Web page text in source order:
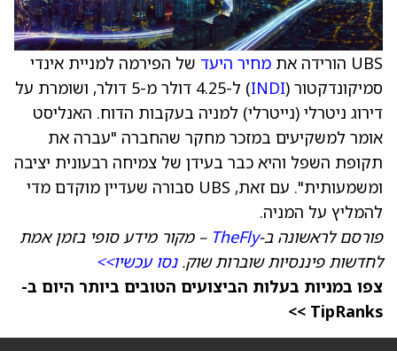
UBS הורידה את מחיר היעד של הפירמה למניית אינדי
סמיקונדקטור (INDI
) ל-4.25 דולר מ-5 דולר, ושומרת על
דירוג ניטרלי (נייטרלי) למניה בעקבות הדוח. האנליסט
אומר למשקיעים במזכר מחקר שהחברה "עברה את
תקופת השפל והיא כבר בעידן של צמיחה רבעונית יציבה
ומשמעותית". עם זאת, UBS סבורה שעדיין מוקדם מדי
להמליץ על המניה.
פורסם לראשונה ב-TheFly – מקור מידע סופי בזמן אמת
לחדשות פיננסיות שוברות שוק.נסו עכשיו>>
צפו במניות בעלות הביצועים הטובים ביותר היום ב-
TipRanks >>